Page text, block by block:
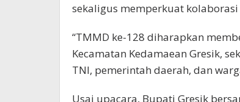
sekaligus memperkuat
“TMMD ke-128 diharapkan
Kecamatan Kedamaean Gresik,
TNI, pemerintah daerah, dan
Usai upacara, Bupati Gresik